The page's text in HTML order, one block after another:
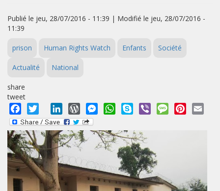
Publié le jeu, 28/07/2016 - 11:39 | Modifié le jeu, 28/07/2016 -
11:39
prison Human Rights Watch Enfants Société
Actualité National
share
tweet
Facebook
Twitter LinkedInWordPressMessengerWhatsApp
Skype Viber MessagePinterest